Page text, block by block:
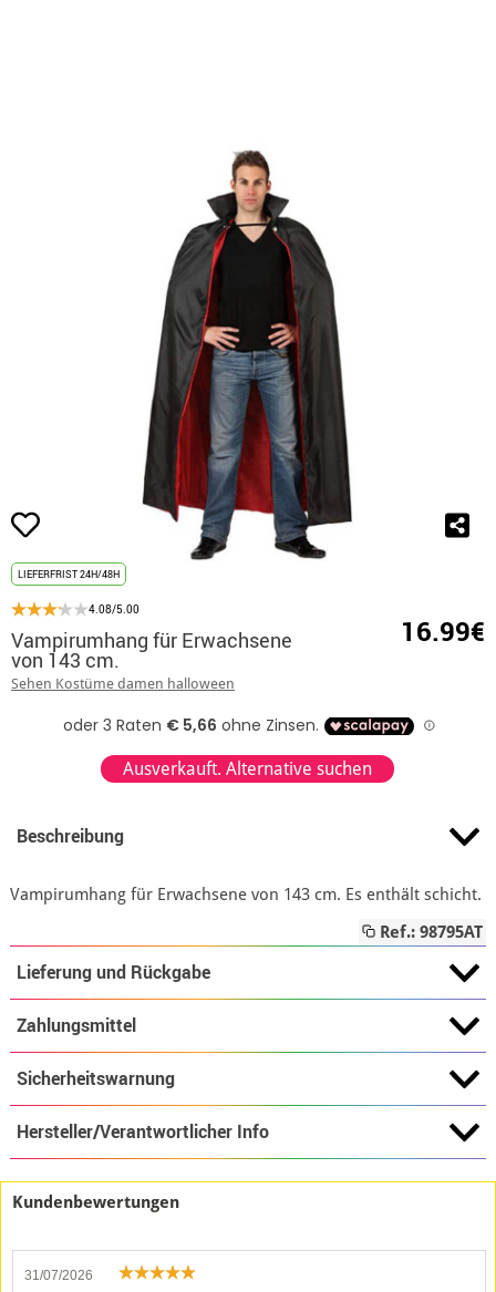
LIEFERFRIST 24H/48H
4.08/5.00
Vampirumhang für Erwachsene
von 143 cm.
Sehen Kostüme damen halloween
16.99€
Ausverkauft. Alternative suchen
Beschreibung
Vampirumhang für Erwachsene von 143 cm. Es enthält schicht.
Ref.: 98795AT
Lieferung und Rückgabe
Zahlungsmittel
Sicherheitswarnung
Hersteller/Verantwortlicher Info
Kundenbewertungen
31/07/2026